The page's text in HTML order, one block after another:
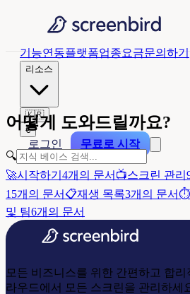
기능연동플랫폼업종요금문의하기
리소스
🇰🇷
€
로그인 무료로 시작
어떻게 도와드릴까요?
🔍
🚀시작하기 4개의 문서 📺스크린 관리
15개의 문서 📋재생 목록3개의 문서⏱️
및 팀6개의 문서
모든 비즈니스를 위한 간편하고 합
라우드에서 모든 스크린을 관리하세